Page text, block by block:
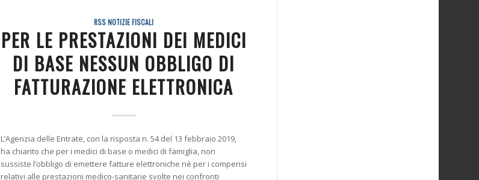
RSS NOTIZIE FISCALI
PER LE PRESTAZIONI DEI MEDICI
DI BASE NESSUN OBBLIGO DI
FATTURAZIONE ELETTRONICA
L’Agenzia delle Entrate, con la risposta n. 54 del 13 febbraio 2019,
ha chiarito che per i medici di base o medici di famiglia, non
sussiste l’obbligo di emettere fatture elettroniche nè per i compensi
relativi alle prestazioni medico-sanitarie svolte nei confronti